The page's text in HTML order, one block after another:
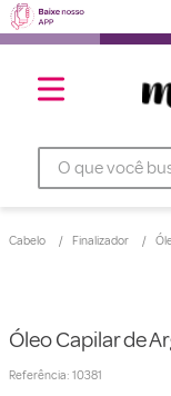
O que você
Cabelo Finalizador
Óleo Capilar de
Referência: 10381